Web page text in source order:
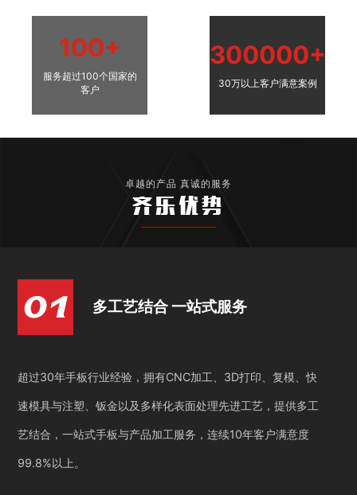
100+
服务超过100个国家的
客户
300000+
30万以上客户满意案例
卓越的产品 真诚的服务
齐乐优势
多工艺结合 一站式服务
超过30年手板行业经验，拥有CNC加工、3D打印、复模、快
速模具与注塑、钣金以及多样化表面处理先进工艺，提供多工
艺结合，一站式手板与产品加工服务，连续10年客户满意度
99.8%以上。